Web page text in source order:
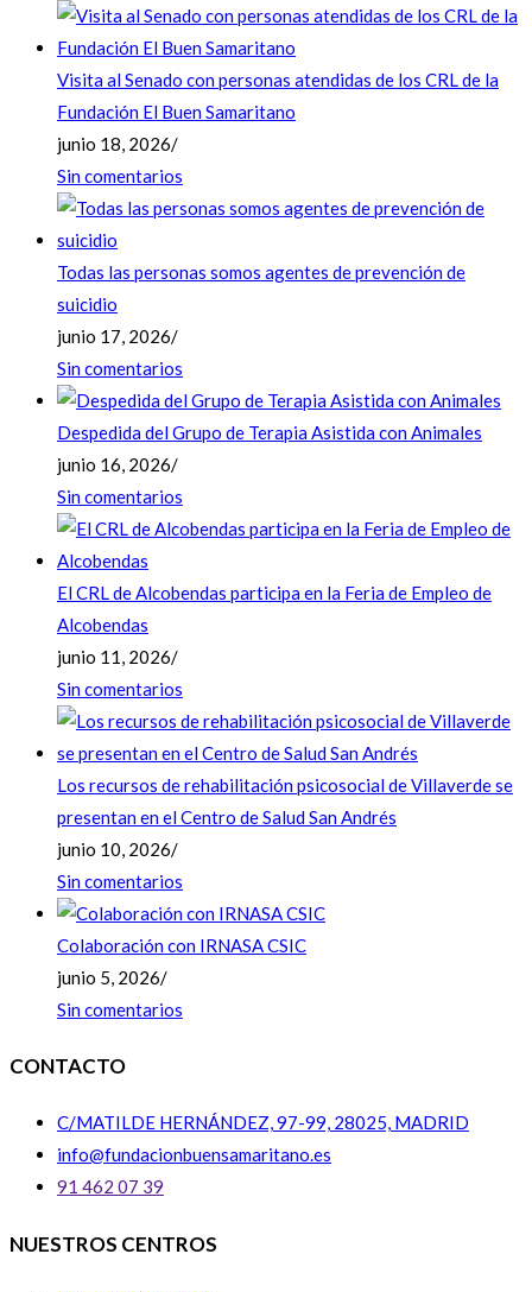
Visita al Senado con personas atendidas de los CRL de la
Fundación El Buen Samaritano
junio 18, 2026/
Sin comentarios
Todas las personas somos agentes de prevención de
suicidio
junio 17, 2026/
Sin comentarios
Despedida del Grupo de Terapia Asistida con Animales
junio 16, 2026/
Sin comentarios
El CRL de Alcobendas participa en la Feria de Empleo de
Alcobendas
junio 11, 2026/
Sin comentarios
Los recursos de rehabilitación psicosocial de Villaverde se
presentan en el Centro de Salud San Andrés
junio 10, 2026/
Sin comentarios
Colaboración con IRNASA CSIC
junio 5, 2026/
Sin comentarios
CONTACTO
C/MATILDE HERNÁNDEZ, 97-99, 28025, MADRID
info@fundacionbuensamaritano.es
91 462 07 39
NUESTROS CENTROS